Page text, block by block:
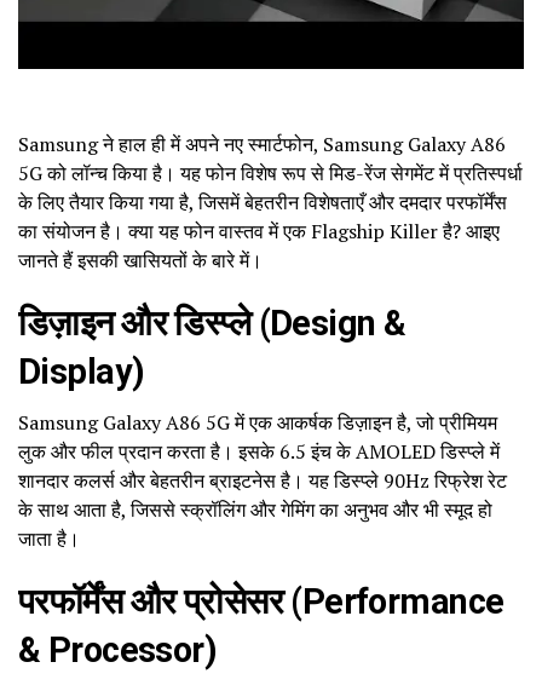
Samsung ने हाल ही में अपने नए स्मार्टफोन, Samsung Galaxy A86
5G को लॉन्च किया है। यह फोन विशेष रूप से मिड-रेंज सेगमेंट में प्रतिस्पर्धा
के लिए तैयार किया गया है, जिसमें बेहतरीन विशेषताएँ और दमदार परफॉर्मेंस
का संयोजन है। क्या यह फोन वास्तव में एक Flagship Killer है? आइए
जानते हैं इसकी खासियतों के बारे में।
डिज़ाइन और डिस्प्ले (Design &
Display)
Samsung Galaxy A86 5G में एक आकर्षक डिज़ाइन है, जो प्रीमियम
लुक और फील प्रदान करता है। इसके 6.5 इंच के AMOLED डिस्प्ले में
शानदार कलर्स और बेहतरीन ब्राइटनेस है। यह डिस्प्ले 90Hz रिफ्रेश रेट
के साथ आता है, जिससे स्क्रॉलिंग और गेमिंग का अनुभव और भी स्मूद हो
जाता है।
परफॉर्मेंस और प्रोसेसर (Performance
& Processor)